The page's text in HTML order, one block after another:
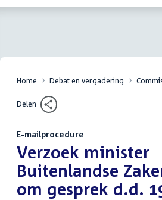
Home Debat en vergadering
Delen
E-mailprocedure
:Verzoek minister
Buitenlandse
om gesprek d.d.